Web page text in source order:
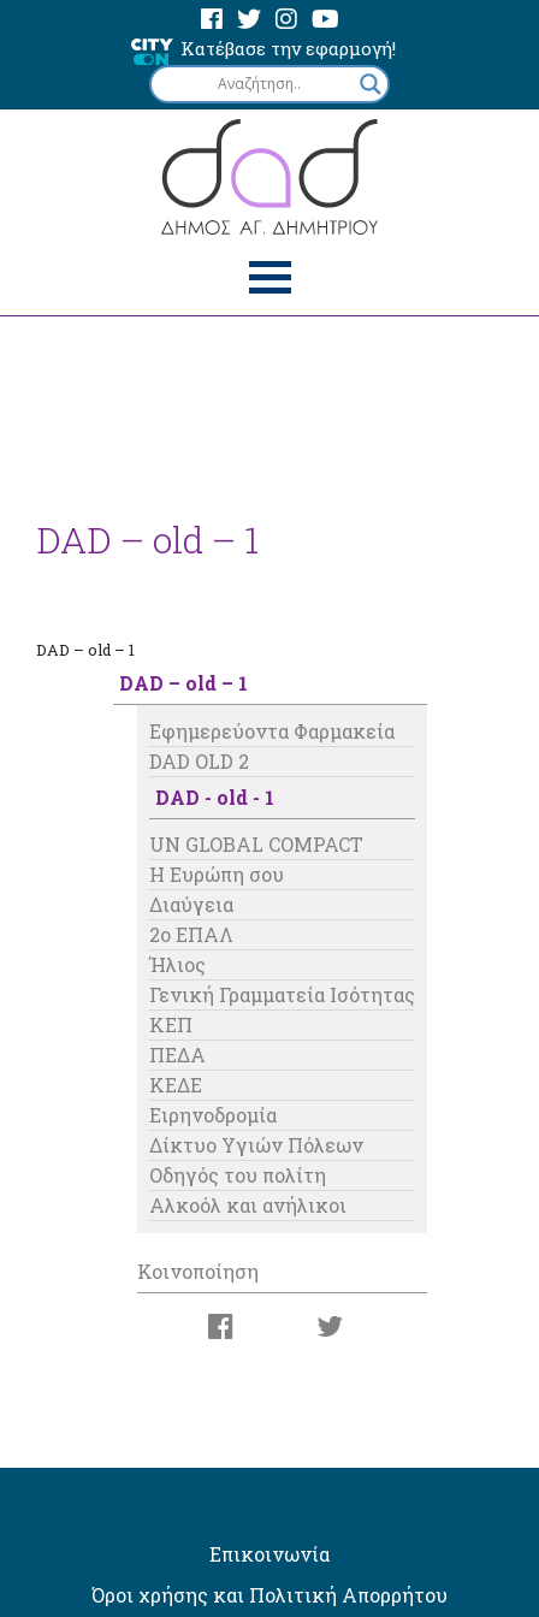
Κατέβασε την εφαρμογή!
DAD – old – 1
DAD – old – 1
DAD – old – 1
Εφημερεύοντα Φαρμακεία
DAD OLD 2
DAD - old - 1
UN GLOBAL COMPACT
Η Ευρώπη σου
Διαύγεια
2o ΕΠΑΛ
Ήλιος
Γενική Γραμματεία Ισότητας
ΚΕΠ
ΠΕΔΑ
ΚΕΔΕ
Ειρηνοδρομία
Δίκτυο Υγιών Πόλεων
Οδηγός του πολίτη
Αλκοόλ και ανήλικοι
Κοινοποίηση
Επικοινωνία
Όροι χρήσης και Πολιτική Απορρήτου